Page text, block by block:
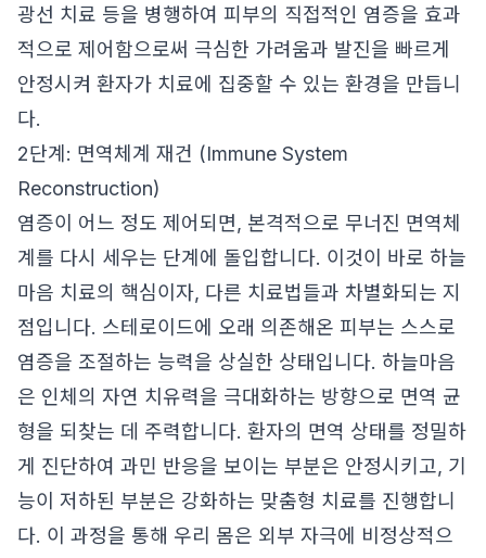
광선 치료 등을 병행하여 피부의 직접적인 염증을 효과
적으로 제어함으로써 극심한 가려움과 발진을 빠르게
안정시켜 환자가 치료에 집중할 수 있는 환경을 만듭니
다.
2단계: 면역체계 재건 (Immune System
Reconstruction)
염증이 어느 정도 제어되면, 본격적으로 무너진 면역체
계를 다시 세우는 단계에 돌입합니다. 이것이 바로 하늘
마음 치료의 핵심이자, 다른 치료법들과 차별화되는 지
점입니다. 스테로이드에 오래 의존해온 피부는 스스로
염증을 조절하는 능력을 상실한 상태입니다. 하늘마음
은 인체의 자연 치유력을 극대화하는 방향으로 면역 균
형을 되찾는 데 주력합니다. 환자의 면역 상태를 정밀하
게 진단하여 과민 반응을 보이는 부분은 안정시키고, 기
능이 저하된 부분은 강화하는 맞춤형 치료를 진행합니
다. 이 과정을 통해 우리 몸은 외부 자극에 비정상적으